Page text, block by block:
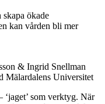
ökade
kan vården bli mer
& Ingrid Snellman
Mälardalens Universitet
som verktyg. När